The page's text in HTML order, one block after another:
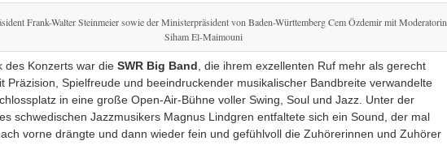
Frank-Walter Steinmeier sowie der Ministerpräsident von Baden-Württemberg Cem Özdemir mit Moderatorin
Siham El-Maimouni
des Konzerts war die SWR Big Band , die ihrem exzellenten Ruf mehr als gerecht
Präzision, Spielfreude und beeindruckender musikalischer Bandbreite verwandelte
in eine große Open-Air-Bühne voller Swing, Soul und Jazz. Unter der
schwedischen Jazzmusikers Magnus Lindgren entfaltete sich ein Sound, der mal
vorne drängte und dann wieder fein und gefühlvoll die Zuhörerinnen und Zuhörer